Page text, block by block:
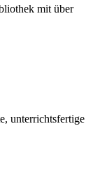
mit über
unterrichtsfertige